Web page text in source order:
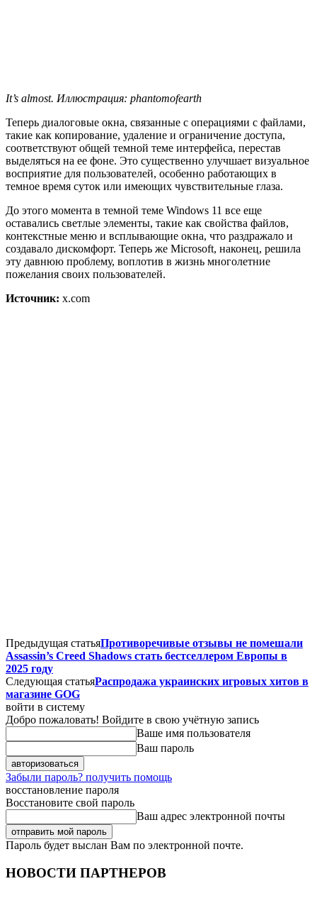
It’s almost. Иллюстрация: phantomofearth
Теперь диалоговые окна, связанные с операциями с файлами,
такие как копирование, удаление и ограничение доступа,
соответствуют общей темной теме интерфейса, перестав
выделяться на ее фоне. Это существенно улучшает визуальное
восприятие для пользователей, особенно работающих в
темное время суток или имеющих чувствительные глаза.
До этого момента в темной теме Windows 11 все еще
оставались светлые элементы, такие как свойства файлов,
контекстные меню и всплывающие окна, что раздражало и
создавало дискомфорт. Теперь же Microsoft, наконец, решила
эту давнюю проблему, воплотив в жизнь многолетние
пожелания своих пользователей.
Источник: x.com
Предыдущая статьяПротиворечивые отзывы не помешали
Assassin’s Creed Shadows стать бестселлером Европы в
2025 году
Следующая статьяРаспродажа украинских игровых хитов в
магазине GOG
войти в систему
Добро пожаловать! Войдите в свою учётную запись
Ваше имя пользователя
Ваш пароль
Забыли пароль? получить помощь
восстановление пароля
Восстановите свой пароль
Ваш адрес электронной почты
Пароль будет выслан Вам по электронной почте.
НОВОСТИ ПАРТНЕРОВ